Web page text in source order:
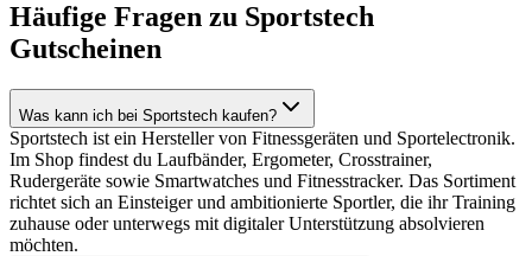
Häufige Fragen zu Sportstech
Gutscheinen
Was kann ich bei Sportstech kaufen?
Sportstech ist ein Hersteller von Fitnessgeräten und Sportelectronik.
Im Shop findest du Laufbänder, Ergometer, Crosstrainer,
Rudergeräte sowie Smartwatches und Fitnesstracker. Das Sortiment
richtet sich an Einsteiger und ambitionierte Sportler, die ihr Training
zuhause oder unterwegs mit digitaler Unterstützung absolvieren
möchten.